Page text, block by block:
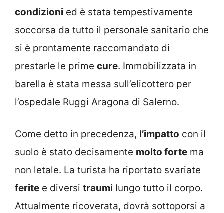
condizioni ed è stata tempestivamente
soccorsa da tutto il personale sanitario che
si è prontamente raccomandato di
prestarle le prime cure. Immobilizzata in
barella è stata messa sull’elicottero per
l’ospedale Ruggi Aragona di Salerno.
Come detto in precedenza, l’impatto con il
suolo è stato decisamente molto forte ma
non letale. La turista ha riportato svariate
ferite e diversi traumi lungo tutto il corpo.
Attualmente ricoverata, dovrà sottoporsi a